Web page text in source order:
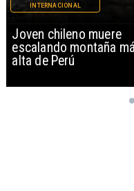
Brasil reduce contacto
diplomático con
Argentina por dichos de
INTERNACIONAL